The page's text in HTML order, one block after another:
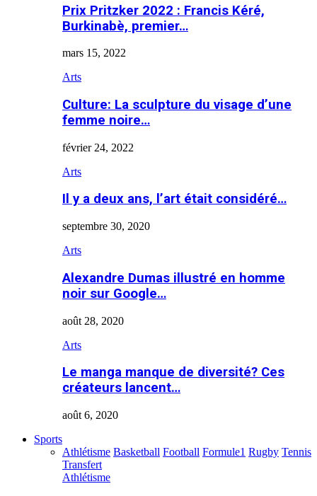
Prix Pritzker 2022 : Francis Kéré,
Burkinabè, premier…
mars 15, 2022
Arts
Culture: La sculpture du visage d’une
femme noire…
février 24, 2022
Arts
Il y a deux ans, l’art était considéré…
septembre 30, 2020
Arts
Alexandre Dumas illustré en homme
noir sur Google…
août 28, 2020
Arts
Le manga manque de diversité? Ces
créateurs lancent…
août 6, 2020
Sports
Athlétisme Basketball Football Formule1 Rugby Tennis
Transfert
Athlétisme